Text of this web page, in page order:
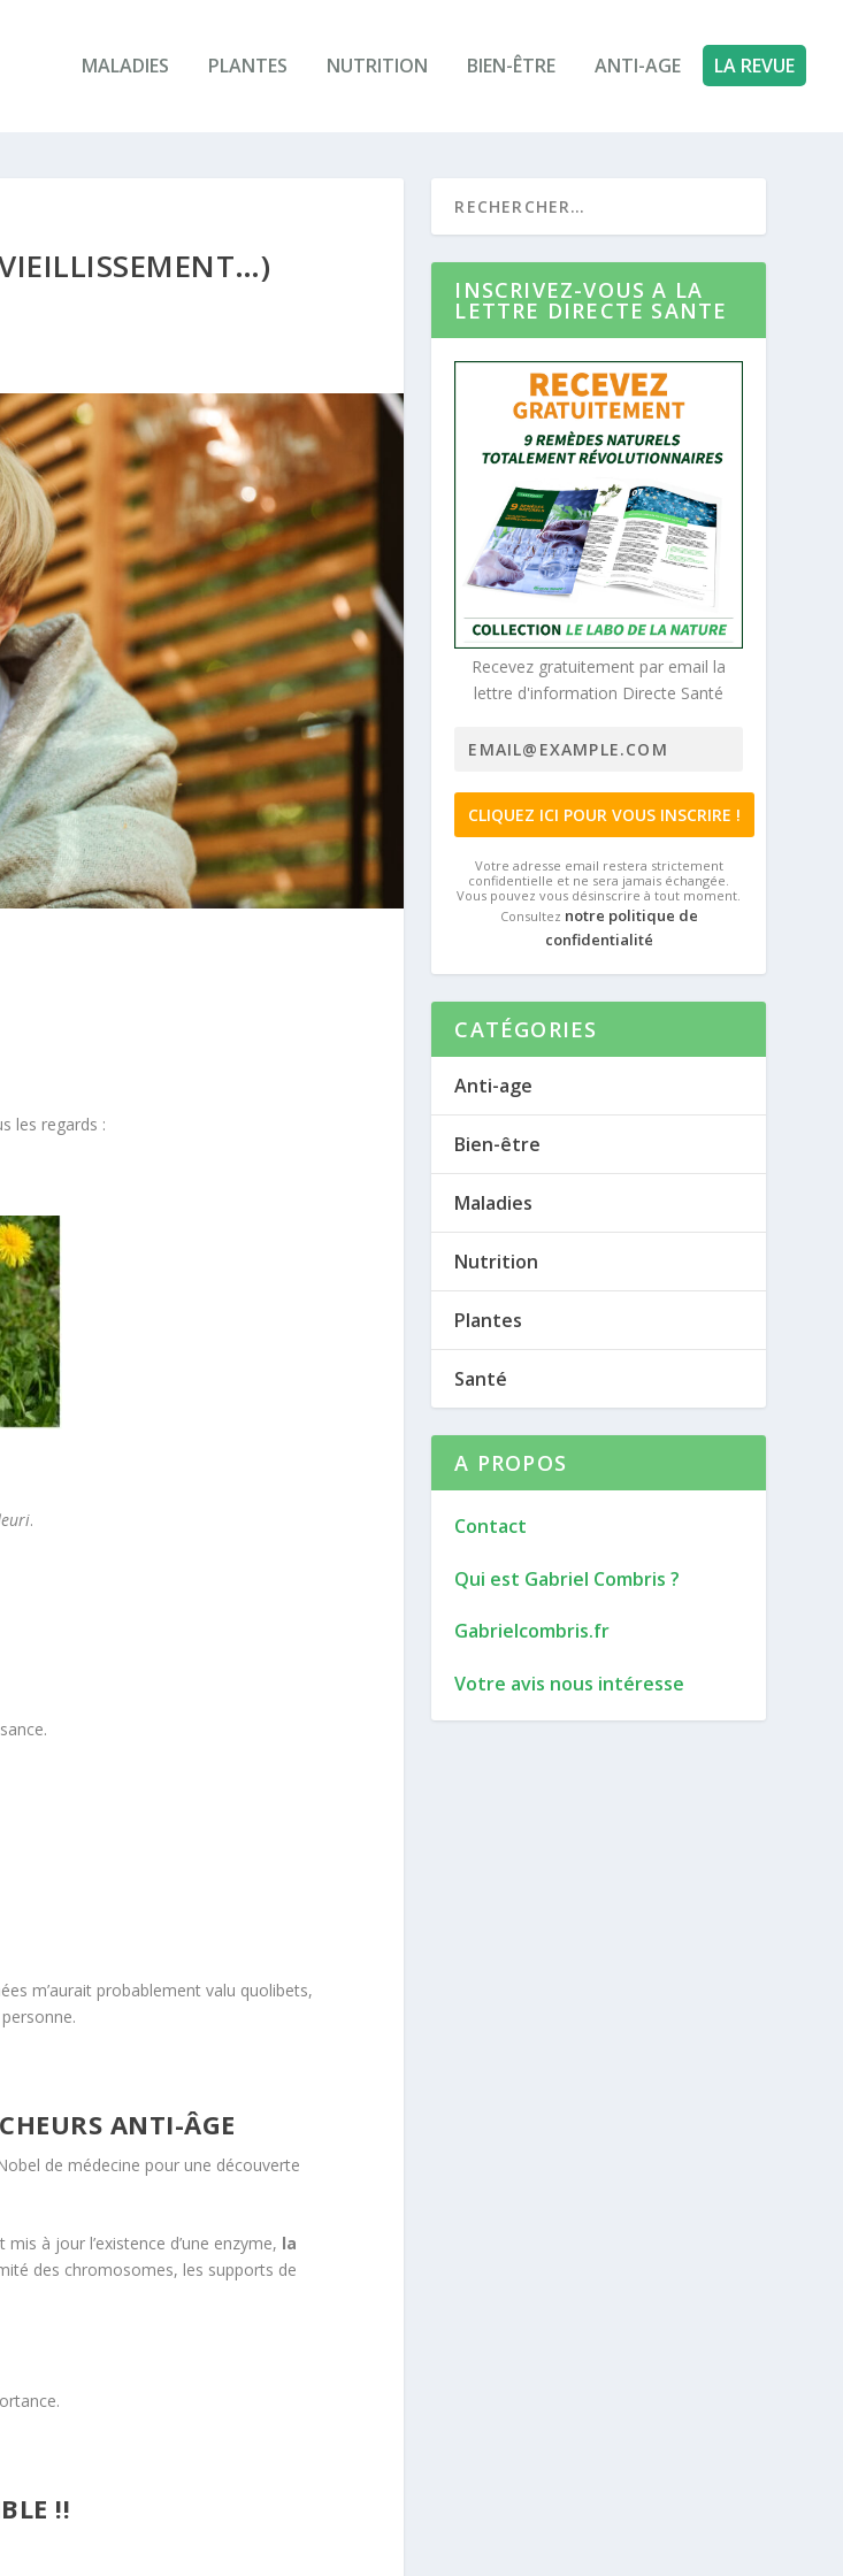
MALADIES PLANTES NUTRITION BIEN-ÊTRE ANTI-AGE LA REVUE
les regards :
.
m’aurait probablement valu quolibets,
ANTI-ÂGE
de médecine pour une découverte
à jour l’existence d’une enzyme, la
des chromosomes, les supports de
!!
INSCRIVEZ-VOUS A LA
LETTRE DIRECTE SANTE
Recevez gratuitement par email la
lettre d'information Directe Santé
Votre adresse email restera strictement
confidentielle et ne sera jamais échangée.
Vous pouvez vous désinscrire à tout moment.
Consultez notre politique de
confidentialité
CATÉGORIES
Anti-age
Bien-être
Maladies
Nutrition
Plantes
Santé
A PROPOS
Contact
Qui est Gabriel Combris ?
Gabrielcombris.fr
Votre avis nous intéresse